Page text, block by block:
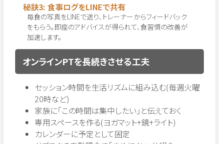
秘訣3: 食事ログをLINEで共有
毎食の写真をLINEで送り、トレーナーからフィードバック
をもらう。即座のアドバイスが得られて、食習慣の改善が
加速します。
オンラインPTを長続きさせる工夫
セッション時間を生活リズムに組み込む(毎週火曜
20時など)
家族に「この時間は集中したい」と伝えておく
専用スペースを作る(ヨガマット+鏡+ライト)
カレンダーに予定として固定